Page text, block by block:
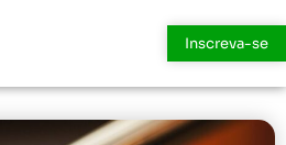
Inscreva-se